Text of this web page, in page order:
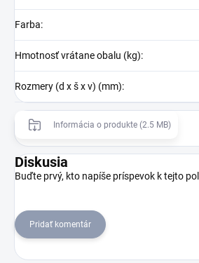
Farba:
Hmotnosť vrátane obalu (kg):
Rozmery (d x š x v) (mm):
Informácia o produkte (2.5 MB)
Diskusia
Buďte prvý, kto napíše príspevok k tejto
Pridať komentár